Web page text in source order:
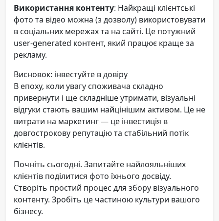
Використання контенту: Найкращі клієнтські
фото та відео можна (з дозволу) використовувати
в соціальних мережах та на сайті. Це потужний
user-generated контент, який працює краще за
рекламу.
Висновок: інвестуйте в довіру
В епоху, коли увагу споживача складно
привернути і ще складніше утримати, візуальні
відгуки стають вашим найцінішим активом. Це не
витрати на маркетинг — це інвестиція в
довгострокову репутацію та стабільний потік
клієнтів.
Почніть сьогодні. Запитайте найлояльніших
клієнтів поділитися фото їхнього досвіду.
Створіть простий процес для збору візуального
контенту. Зробіть це частиною культури вашого
бізнесу.